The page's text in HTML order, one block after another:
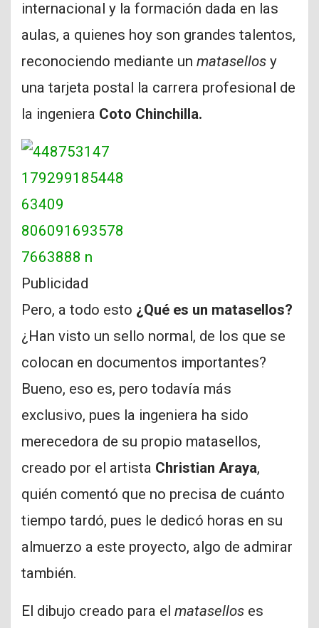
internacional y la formación dada en las
aulas, a quienes hoy son grandes talentos,
reconociendo mediante un matasellos y
una tarjeta postal la carrera profesional de
la ingeniera Coto Chinchilla.
Publicidad
Pero, a todo esto ¿Qué es un matasellos?
¿Han visto un sello normal, de los que se
colocan en documentos importantes?
Bueno, eso es, pero todavía más
exclusivo, pues la ingeniera ha sido
merecedora de su propio matasellos,
creado por el artista Christian Araya,
quién comentó que no precisa de cuánto
tiempo tardó, pues le dedicó horas en su
almuerzo a este proyecto, algo de admirar
también.
El dibujo creado para el matasellos es